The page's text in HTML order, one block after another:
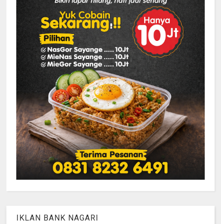
IKLAN BANK NAGARI